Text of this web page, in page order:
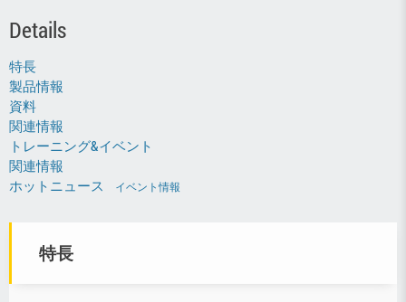
Details
特長
製品情報
資料
関連情報
トレーニング&イベント
関連情報
ホットニュース
イベント情報
特長